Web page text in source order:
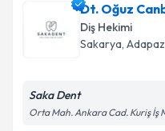
Dt. Oğuz
Diş Hekimi
Sakarya,
Saka Dent
Orta Mah. Ankara Cad. Kuriş İş